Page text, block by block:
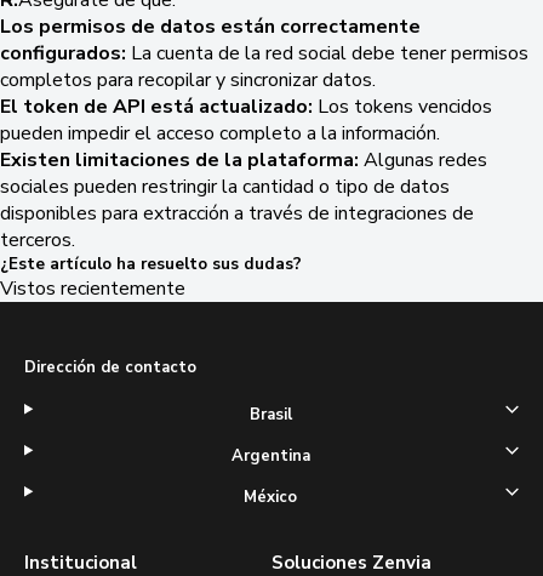
Los permisos de datos están correctamente
configurados: La cuenta de la red social debe tener permisos
completos para recopilar y sincronizar datos.
El token de API está actualizado: Los tokens vencidos
pueden impedir el acceso completo a la información.
Existen limitaciones de la plataforma: Algunas redes
sociales pueden restringir la cantidad o tipo de datos
disponibles para extracción a través de integraciones de
terceros.
¿Este artículo ha resuelto sus dudas?
Vistos recientemente
Institucional Soluciones Zenvia
Dirección de contacto
Brasil
Argentina
México